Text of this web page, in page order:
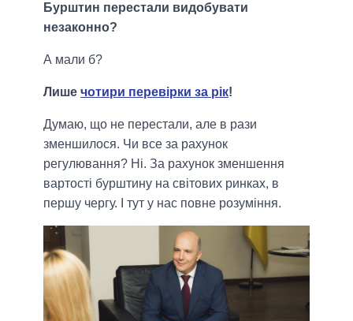
Бурштин перестали видобувати
незаконно?
А мали б?
Лише чотири перевірки за рік!
Думаю, що не перестали, але в рази
зменшилося. Чи все за рахунок
регулювання? Ні. За рахунок зменшення
вартості бурштину на світових ринках, в
першу чергу. І тут у нас повне розуміння.